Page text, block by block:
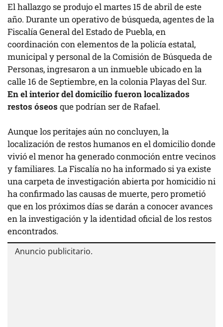
El hallazgo se produjo el martes 15 de abril de este
año. Durante un operativo de búsqueda, agentes de la
Fiscalía General del Estado de Puebla, en
coordinación con elementos de la policía estatal,
municipal y personal de la Comisión de Búsqueda de
Personas, ingresaron a un inmueble ubicado en la
calle 16 de Septiembre, en la colonia Playas del Sur.
En el interior del domicilio fueron localizados
restos óseos que podrían ser de Rafael.
Aunque los peritajes aún no concluyen, la
localización de restos humanos en el domicilio donde
vivió el menor ha generado conmoción entre vecinos
y familiares. La Fiscalía no ha informado si ya existe
una carpeta de investigación abierta por homicidio ni
ha confirmado las causas de muerte, pero prometió
que en los próximos días se darán a conocer avances
en la investigación y la identidad oficial de los restos
encontrados.